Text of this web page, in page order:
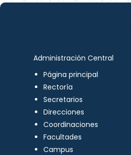
Administración Central
Página principal
Rectoría
Secretarios
Direcciones
Coordinaciones
Facultades
Campus